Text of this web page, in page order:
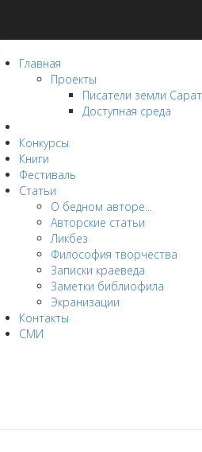
Главная
Проекты
Писатели земли
Доступная среда
Конкурсы
Книги
Фестиваль
Статьи
О бедном авторе...
Авторские статьи
Ликбез
Философия творчества
Записки краеведа
Заметки библиофила
Экранизации
Контакты
СМИ